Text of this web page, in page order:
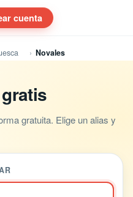
cuenta
Novales
gratis
gratuita. Elige un alias y